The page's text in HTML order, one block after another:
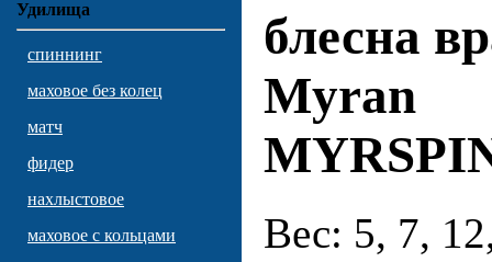
Удилища
спиннинг
маховое без колец
матч
фидер
нахлыстовое
маховое с кольцами
блесна
Myran
Вес: 5, 7,